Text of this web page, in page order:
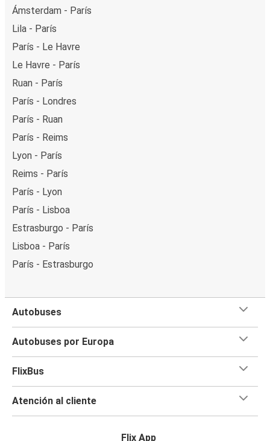
Ámsterdam - París
Lila - París
París - Le Havre
Le Havre - París
Ruan - París
París - Londres
París - Ruan
París - Reims
Lyon - París
Reims - París
París - Lyon
París - Lisboa
Estrasburgo - París
Lisboa - París
París - Estrasburgo
Autobuses
Autobuses por Europa
FlixBus
Atención al cliente
Flix App